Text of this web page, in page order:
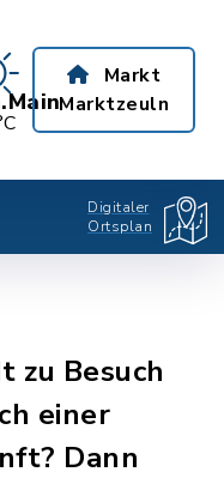
Markt
Marktzeuln
Digitaler
Ortsplan
zu Besuch
einer
Dann